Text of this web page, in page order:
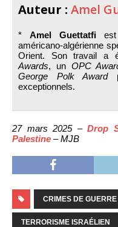
Auteur : Amel
*Amel Guettatfi est
américano-algérienne
Orient. Son travail a
Awards, un OPC
George Polk Award
exceptionnels.
27 mars 2025 – Drop
Palestine – MJB
CRIMES DE GUERRE
TERRORISME ISRAÉLIEN